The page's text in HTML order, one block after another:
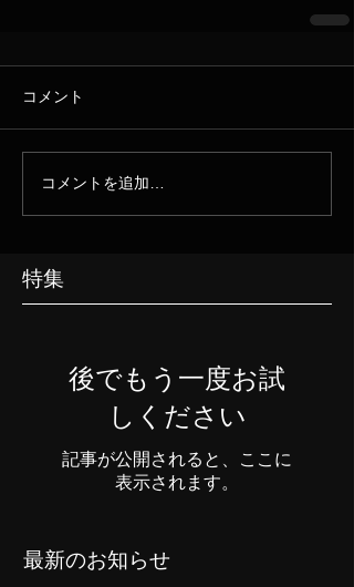
コメント
コメントを追加…
特集
後でもう一度お試
しください
記事が公開されると、ここに
表示されます。
最新のお知らせ